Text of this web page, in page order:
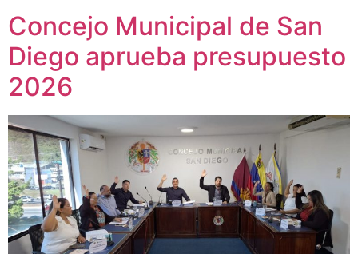
‎Concejo Municipal de San
Diego aprueba presupuesto
2026